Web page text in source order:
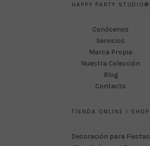
HAPPY PARTY STUDIO®
Conócenos
Servicios
Marca Propia
Nuestra Colección
Blog
Contacto
TIENDA ONLINE I SHOP
Decoración para Fiestas